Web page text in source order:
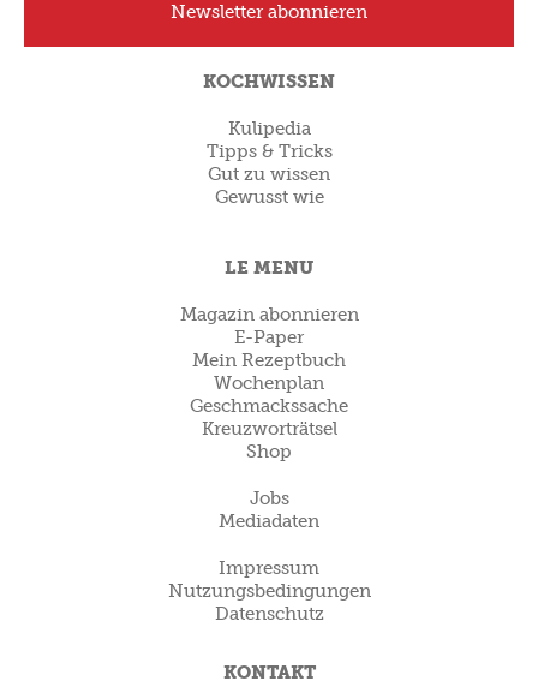
Newsletter abonnieren
KOCHWISSEN
Kulipedia
Tipps & Tricks
Gut zu wissen
Gewusst wie
LE MENU
Magazin abonnieren
E-Paper
Mein Rezeptbuch
Wochenplan
Geschmackssache
Kreuzworträtsel
Shop
Jobs
Mediadaten
Impressum
Nutzungsbedingungen
Datenschutz
KONTAKT